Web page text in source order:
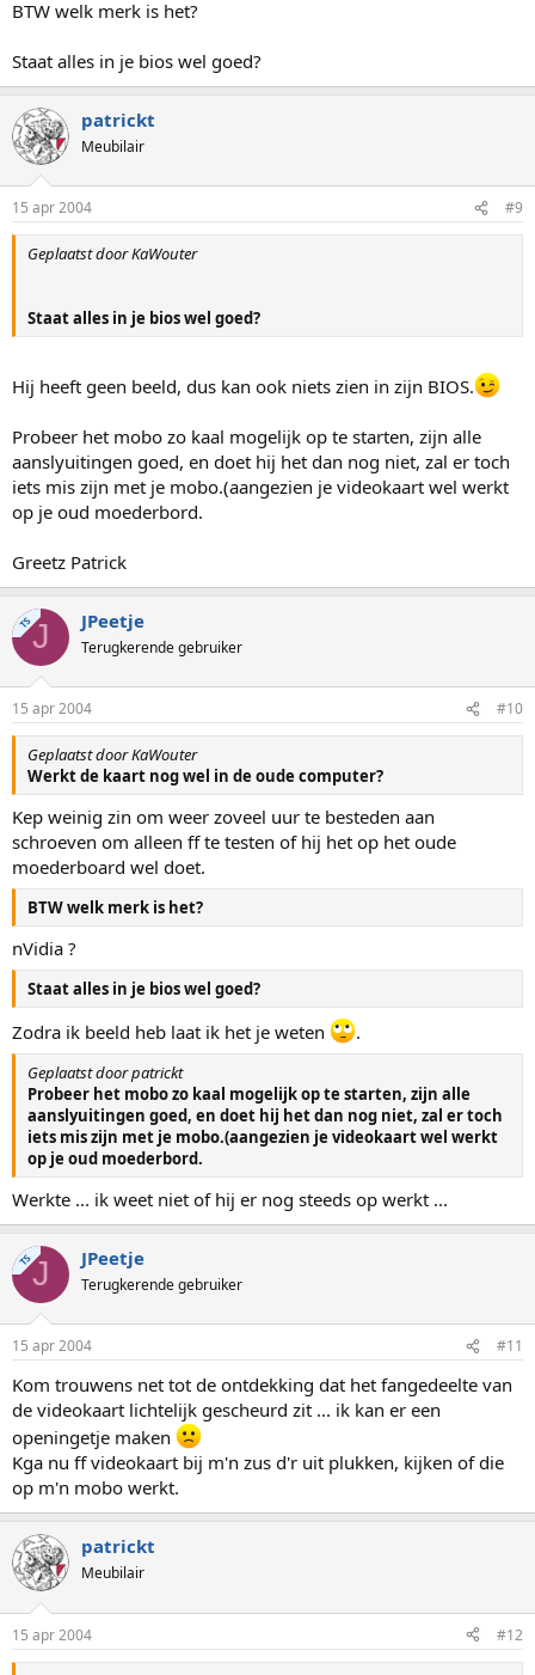
BTW welk merk is het?
Staat alles in je bios wel goed?
patrickt
Meubilair
15 apr 2004 #9
Geplaatst door KaWouter
Staat alles in je bios wel goed?
Hij heeft geen beeld, dus kan ook niets zien in zijn BIOS.
Probeer het mobo zo kaal mogelijk op te starten, zijn alle
aanslyuitingen goed, en doet hij het dan nog niet, zal er toch
iets mis zijn met je mobo.(aangezien je videokaart wel werkt
op je oud moederbord.
Greetz Patrick
TSJ JPeetje
Terugkerende gebruiker
15 apr 2004 #10
Geplaatst door KaWouter
Werkt de kaart nog wel in de oude computer?
Kep weinig zin om weer zoveel uur te besteden aan
schroeven om alleen ff te testen of hij het op het oude
moederboard wel doet.
BTW welk merk is het?
nVidia ?
Staat alles in je bios wel goed?
Zodra ik beeld heb laat ik het je weten .
Geplaatst door patrickt
Probeer het mobo zo kaal mogelijk op te starten, zijn alle
aanslyuitingen goed, en doet hij het dan nog niet, zal er toch
iets mis zijn met je mobo.(aangezien je videokaart wel werkt
op je oud moederbord.
Werkte ... ik weet niet of hij er nog steeds op werkt ...
TSJ JPeetje
Terugkerende gebruiker
15 apr 2004 #11
Kom trouwens net tot de ontdekking dat het fangedeelte van
de videokaart lichtelijk gescheurd zit ... ik kan er een
openingetje maken
Kga nu ff videokaart bij m'n zus d'r uit plukken, kijken of die
op m'n mobo werkt.
patrickt
Meubilair
15 apr 2004 #12